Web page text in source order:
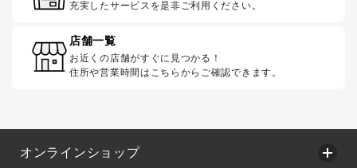
充実したサービスを是非ご利用ください。
店舗一覧
お近くの店舗がすぐに見つかる！
住所や営業時間はこちらからご確認できます。
オンラインショップ